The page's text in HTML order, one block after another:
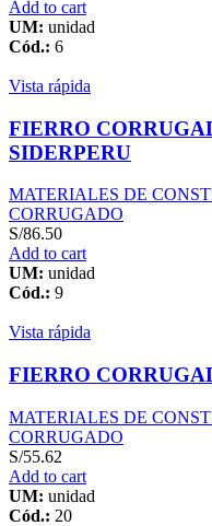
Add to cart
UM: unidad
Cód.: 6
Vista rápida
FIERRO
SIDERPERU
MATERIALES DE
CORRUGADO
S/86.50
Add to cart
UM: unidad
Cód.: 9
Vista rápida
FIERRO
MATERIALES DE
CORRUGADO
S/55.62
Add to cart
UM: unidad
Cód.: 20